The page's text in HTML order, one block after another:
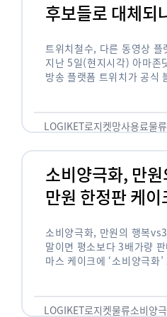
후보들로 대체되
트위치철수, 다른 동영상
지난 5일(현지시각) 아마존
방송 플랫폼 트위치가 공식
LOGIKET로지켓망사용료물류
소비양극화, 만
만원 한정판 케이
소비양극화, 만원의 행복
말이면 평소보다 3배가량
마스 케이크에 ‘소비양극화
배가 비싼 …
LOGIKET로지켓물류소비양